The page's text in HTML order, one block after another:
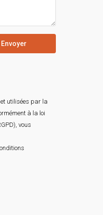
Envoyer
utilisées par la
à la loi
vous